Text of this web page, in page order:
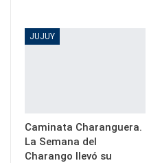
JUJUY
Caminata Charanguera.
La Semana del
Charango llevó su